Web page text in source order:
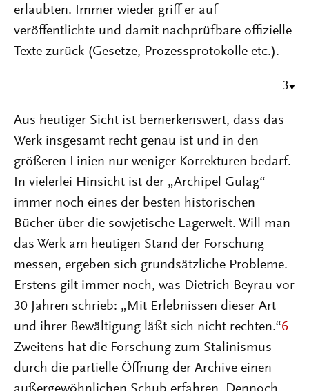
erlaubten. Immer wieder griff er auf
veröffentlichte und damit nachprüfbare offizielle
Texte zurück (Gesetze, Prozessprotokolle etc.).
3
Aus heutiger Sicht ist bemerkenswert, dass das
Werk insgesamt recht genau ist und in den
größeren Linien nur weniger Korrekturen bedarf.
In vielerlei Hinsicht ist der „Archipel Gulag“
immer noch eines der besten historischen
Bücher über die sowjetische Lagerwelt. Will man
das Werk am heutigen Stand der Forschung
messen, ergeben sich grundsätzliche Probleme.
Erstens gilt immer noch, was Dietrich Beyrau vor
30 Jahren schrieb: „Mit Erlebnissen dieser Art
und ihrer Bewältigung läßt sich nicht rechten.“6
Zweitens hat die Forschung zum Stalinismus
durch die partielle Öffnung der Archive einen